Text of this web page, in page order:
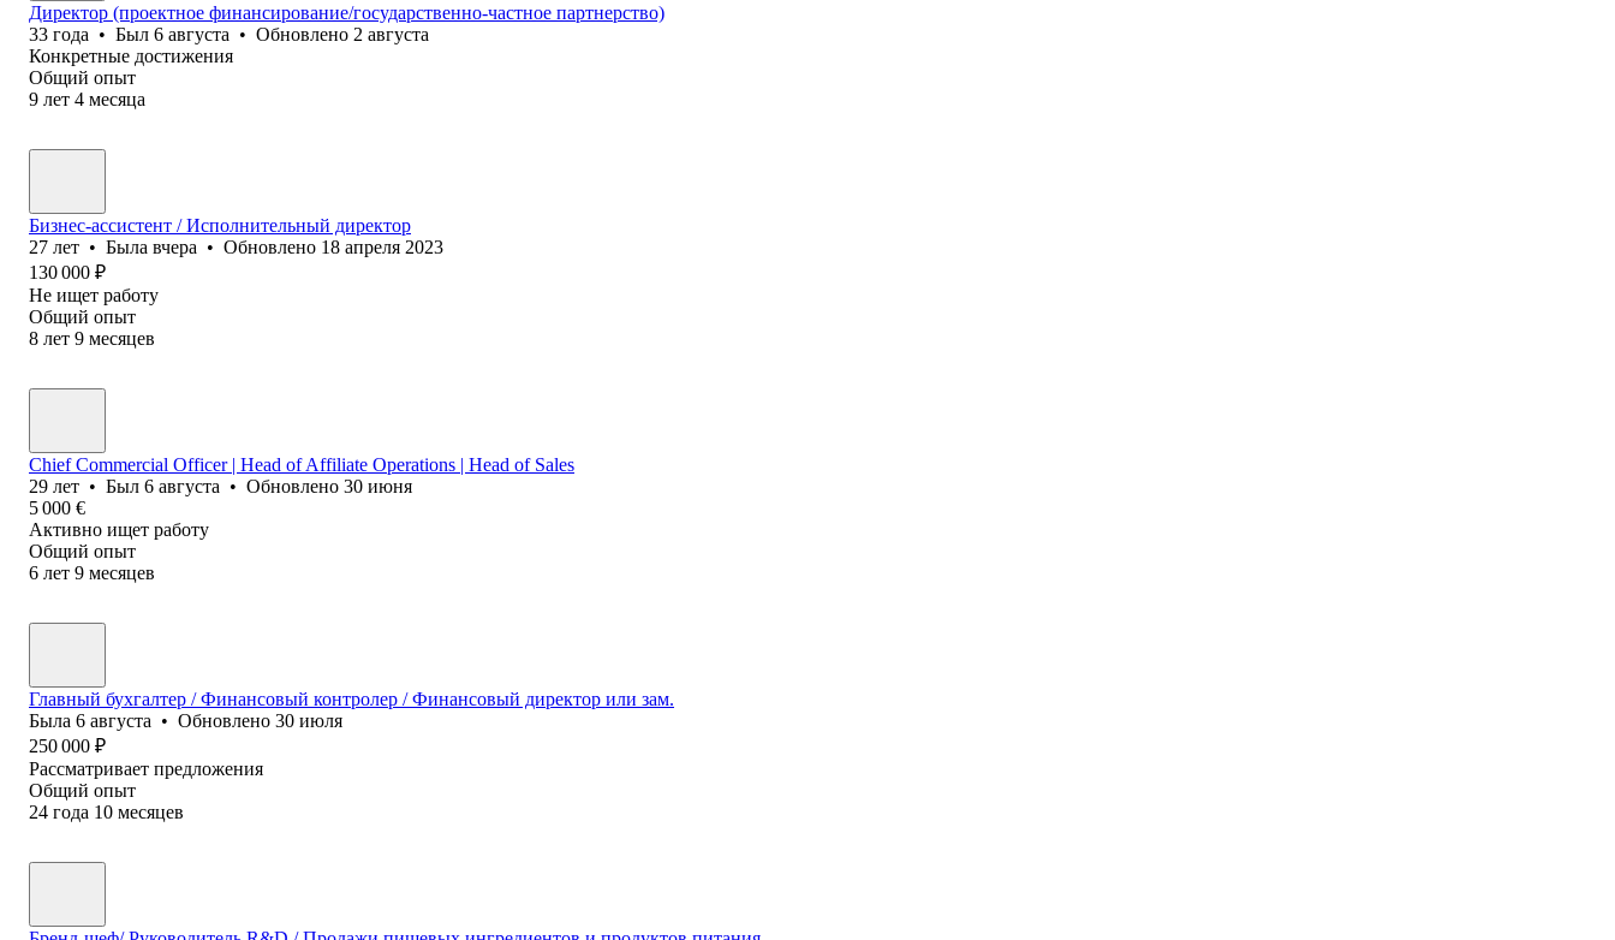
Директор (проектное финансирование/государственно-частное партнерство)
33 года • Был 6 августа • Обновлено 2 августа
Конкретные достижения
Общий опыт
9 лет 4 месяца
Бизнес-ассистент / Исполнительный директор
27 лет • Была вчера • Обновлено 18 апреля 2023
130 000 ₽
Не ищет работу
Общий опыт
8 лет 9 месяцев
Chief Commercial Officer | Head of Affiliate Operations | Head of Sales
29 лет • Был 6 августа • Обновлено 30 июня
5 000 €
Активно ищет работу
Общий опыт
6 лет 9 месяцев
Главный бухгалтер / Финансовый контролер / Финансовый директор или зам.
Была 6 августа • Обновлено 30 июля
250 000 ₽
Рассматривает предложения
Общий опыт
24 года 10 месяцев